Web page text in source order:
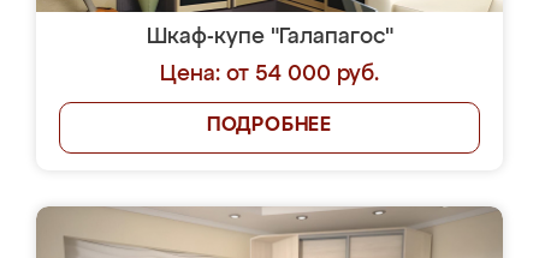
Шкаф-купе "Галапагос"
Цена: от 54 000 руб.
ПОДРОБНЕЕ